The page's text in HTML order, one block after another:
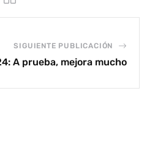
SIGUIENTE PUBLICACIÓN
A prueba, mejora mucho